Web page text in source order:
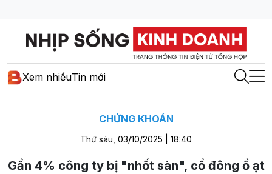
Xem nhiềuTin mới
CHỨNG KHOÁN
Thứ sáu, 03/10/2025 | 18:40
Gần 4% công ty bị "nhốt sàn", cổ đông ồ ạt